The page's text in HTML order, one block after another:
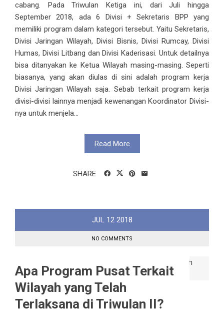
cabang. Pada Triwulan Ketiga ini, dari Juli hingga
September 2018, ada 6 Divisi + Sekretaris BPP yang
memiliki program dalam kategori tersebut. Yaitu Sekretaris,
Divisi Jaringan Wilayah, Divisi Bisnis, Divisi Rumcay, Divisi
Humas, Divisi Litbang dan Divisi Kaderisasi. Untuk detailnya
bisa ditanyakan ke Ketua Wilayah masing-masing. Seperti
biasanya, yang akan diulas di sini adalah program kerja
Divisi Jaringan Wilayah saja. Sebab terkait program kerja
divisi-divisi lainnya menjadi kewenangan Koordinator Divisi-
nya untuk menjela...
Read More
SHARE
JUL 12 2018
NO COMMENTS
Apa Program Pusat Terkait
Wilayah yang Telah
Terlaksana di Triwulan II?